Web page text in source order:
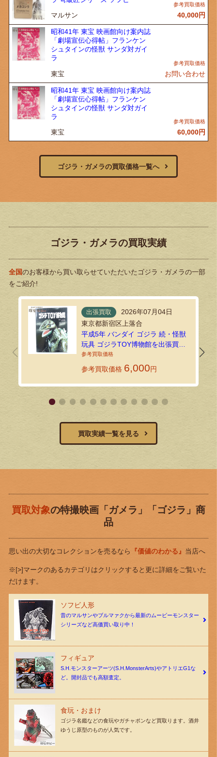
マルサン 40,000円
昭和41年 東宝 映画館向け案内誌
「劇場宣伝心得帖」フランケン
シュタインの怪獣 サンダ対ガイ
ラ
東宝 お問い合わせ
昭和41年 東宝 映画館向け案内誌
「劇場宣伝心得帖」フランケン
シュタインの怪獣 サンダ対ガイ
ラ
東宝 60,000円
ゴジラ・ガメラの買取価格一覧へ
ゴジラ・ガメラの買取実績
全国のお客様から買い取らせていただいたゴジラ・ガメラの一部
をご紹介!
出張買取
2026年07月04日
東京都新宿区上落合
平成5年 バンダイ ゴジラ 続・怪獣
玩具 ゴジラTOY博物館を出張買取
しました
参考買取価格 6,000円
買取実績一覧を見る
買取対象の特撮映画「ガメラ」「ゴジラ」商
品
思い出の大切なコレクションを売るなら 『価値のわかる』 当店へ
※[>]マークのあるカテゴリはクリックすると更に詳細をご覧いた
だけます。
ソフビ人形
昔のマルサンやブルマァクから最新のムービーモンスター
シリーズなど高価買い取り中！
フィギュア
S.H.モンスターアーツ(S.H.MonsterArts)やアトリエG1な
ど。開封品でも高額査定。
食玩・おまけ
ゴジラ名鑑などの食玩やガチャポンなど買取ります。酒井
ゆうじ原型のものが人気です。